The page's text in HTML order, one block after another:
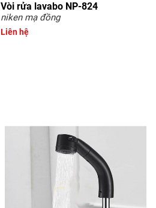
Vòi rửa lavabo NP-824
niken mạ đồng
Liên hệ